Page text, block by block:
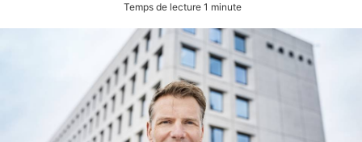
Temps de lecture 1 minute